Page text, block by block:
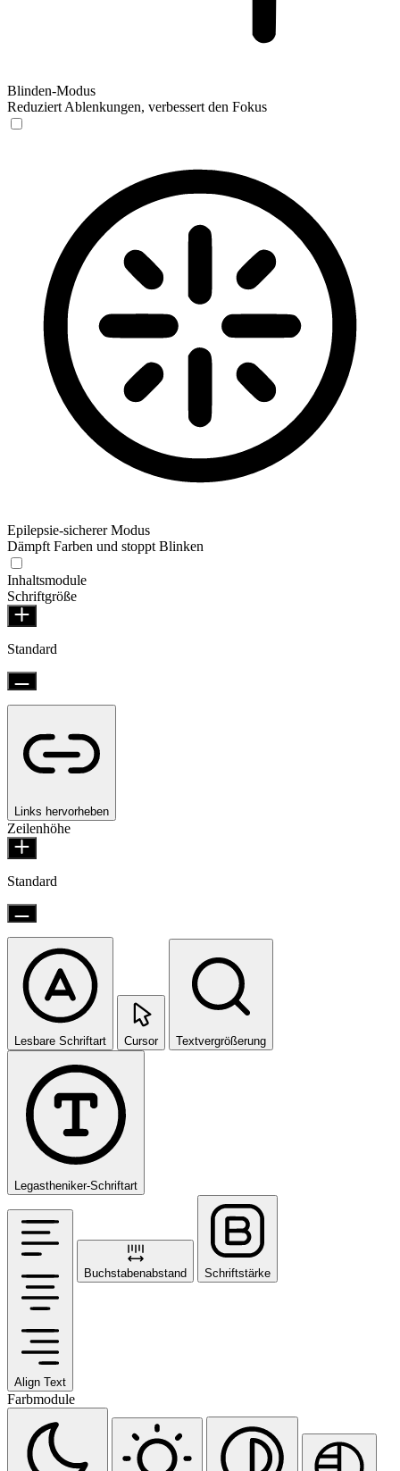
Blinden-Modus
Reduziert Ablenkungen, verbessert den Fokus
Epilepsie-sicherer Modus
Dämpft Farben und stoppt Blinken
Inhaltsmodule
Schriftgröße
Standard
Links hervorheben
Zeilenhöhe
Standard
Lesbare Schriftart Cursor Textvergrößerung
Legastheniker-Schriftart
Align Text
Buchstabenabstand Schriftstärke
Farbmodule